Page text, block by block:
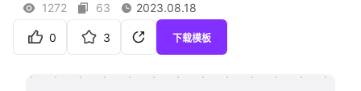
企业服务
1272 63 2023.08.18
0 3 下载模板